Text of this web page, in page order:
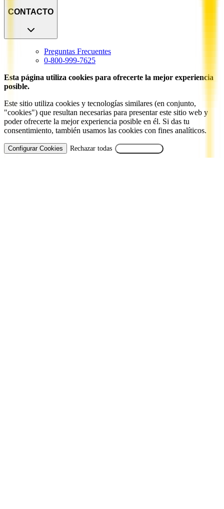
CONTACTO
Preguntas Frecuentes
0-800-999-7625
Esta página utiliza cookies para ofrecerte la mejor experiencia
posible.
Este sitio utiliza cookies y tecnologías similares (en conjunto,
"cookies") que resultan necesarias para presentar este sitio web y
poder ofrecerte la mejor experiencia posible en él. Si das tu
consentimiento, también usamos las cookies con fines analíticos.
Configurar Cookies Rechazar todas